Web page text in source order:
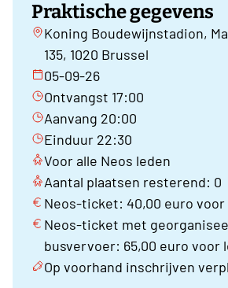
Praktische gegevens
Koning Boudewijnstadion,
135, 1020 Brussel
05-09-26
Ontvangst 17:00
Aanvang 20:00
Einduur 22:30
Voor alle Neos leden
Aantal plaatsen resterend: 0
Neos-ticket: 40,00 euro voor
Neos-ticket met
busvervoer: 65,00 euro voor
Op voorhand inschrijven